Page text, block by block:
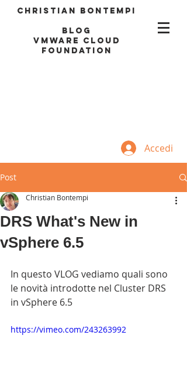
Christian Bontempi
blog
VMWARE CLOUD
FOUNDATION
Accedi
Post
DRS What's New in
vSphere 6.5
Christian Bontempi
In questo VLOG vediamo quali sono
le novità introdotte nel Cluster DRS
in vSphere 6.5
https://vimeo.com/243263992